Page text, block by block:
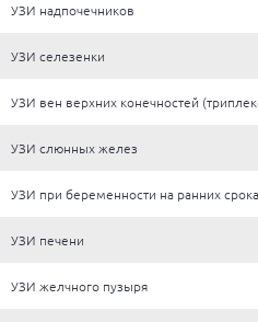
УЗИ надпочечников
УЗИ селезенки
УЗИ вен верхних конечностей
УЗИ слюнных желез
УЗИ при беременности на ранних
УЗИ печени
УЗИ желчного пузыря